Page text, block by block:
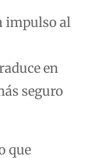
impulso al
en
seguro
que